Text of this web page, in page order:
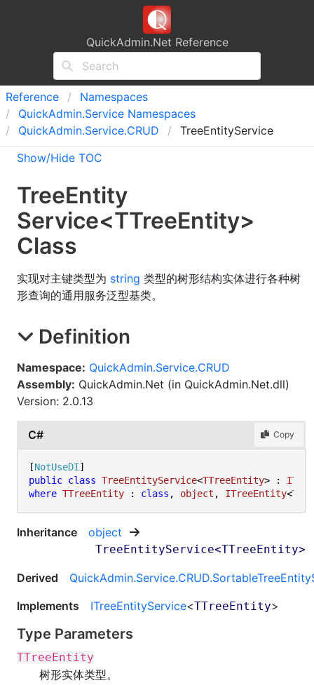
QuickAdmin.Net Reference
Reference
Namespaces
QuickAdmin.Service Namespaces
QuickAdmin.Service.CRUD
TreeEntityService
Show/Hide TOC
TreeEntity
Service<TTreeEntity>
Class
实现对主键类型为 string 类型的树形结构实体进行各种树
形查询的通用服务泛型基类。
Definition
Namespace: QuickAdmin.Service.CRUD
Assembly: QuickAdmin.Net (in QuickAdmin.Net.dll)
Version: 2.0.13
C# Copy
[NotUseDI
public class TreeEntityService<TTreeEntity> :
where TTreeEntity : class , object , ITreeEntity<
Inheritance object
TreeEntityService<TTreeEntity>
Derived QuickAdmin.Service.CRUD.
Implements
ITreeEntityService<TTreeEntity>
Type Parameters
TTreeEntity
树形实体类型。